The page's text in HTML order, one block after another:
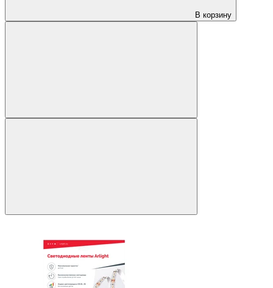
В корзину